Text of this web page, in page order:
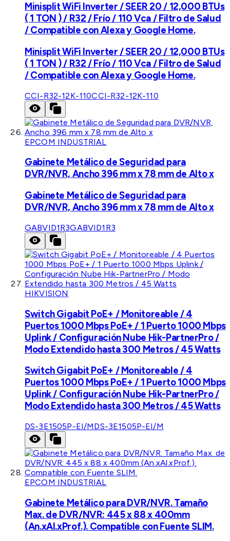
Minisplit WiFi Inverter / SEER 20 / 12,000 BTUs
( 1 TON ) / R32 / Frío / 110 Vca / Filtro de Salud
/ Compatible con Alexa y Google Home.
Minisplit WiFi Inverter / SEER 20 / 12,000 BTUs
( 1 TON ) / R32 / Frío / 110 Vca / Filtro de Salud
/ Compatible con Alexa y Google Home.
CCI-R32-12K-110CCI-R32-12K-110
EPCOM INDUSTRIAL
Gabinete Metálico de Seguridad para
DVR/NVR, Ancho 396 mm x 78 mm de Alto x
Gabinete Metálico de Seguridad para
DVR/NVR, Ancho 396 mm x 78 mm de Alto x
GABVID1R3GABVID1R3
HIKVISION
Switch Gigabit PoE+ / Monitoreable / 4
Puertos 1000 Mbps PoE+ / 1 Puerto 1000 Mbps
Uplink / Configuración Nube Hik-PartnerPro /
Modo Extendido hasta 300 Metros / 45 Watts
Switch Gigabit PoE+ / Monitoreable / 4
Puertos 1000 Mbps PoE+ / 1 Puerto 1000 Mbps
Uplink / Configuración Nube Hik-PartnerPro /
Modo Extendido hasta 300 Metros / 45 Watts
DS-3E1505P-EI/MDS-3E1505P-EI/M
EPCOM INDUSTRIAL
Gabinete Metálico para DVR/NVR. Tamaño
Max. de DVR/NVR: 445 x 88 x 400mm
(An.xAl.xProf.). Compatible con Fuente SLIM.